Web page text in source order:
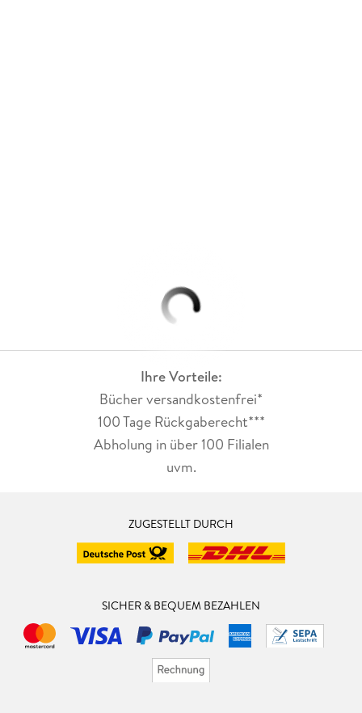
Ihre Vorteile:
Bücher versandkostenfrei*
100 Tage Rückgaberecht***
Abholung in über 100 Filialen
uvm.
ZUGESTELLT DURCH
SICHER & BEQUEM BEZAHLEN